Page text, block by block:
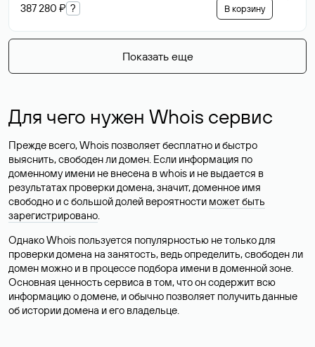
387 280 ₽ ? В корзину
Показать еще
Для чего нужен Whois сервис
Прежде всего, Whois позволяет бесплатно и быстро
выяснить, свободен ли домен. Если информация по
доменному имени не внесена в whois и не выдается в
результатах проверки домена, значит, доменное имя
свободно и с большой долей вероятности может быть
зарегистрировано.
Однако Whois пользуется популярностью не только для
проверки домена на занятость, ведь определить, свободен ли
домен можно и в процессе подбора имени в доменной зоне.
Основная ценность сервиса в том, что он содержит всю
информацию о домене, и обычно позволяет получить данные
об истории домена и его владельце.